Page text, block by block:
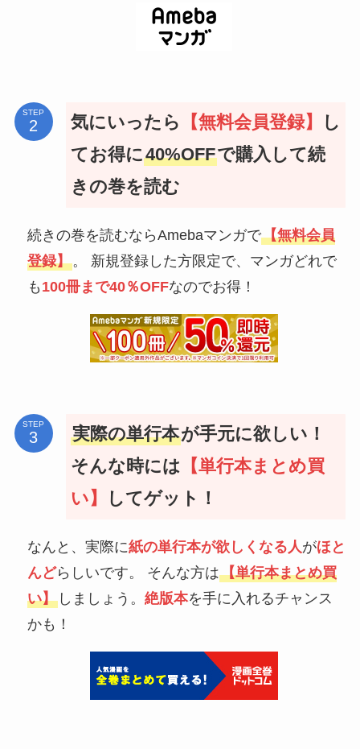
STEP 気にいったら 【無料会員登録】
し
てお得に40%OFFで購入して続
きの巻を読む
続きの巻を読むならAmebaマンガで【無料会員
登録】。 新規登録した方限定で、マンガどれで
も 100冊まで40％OFFなのでお得！
STEP 実際の単行本が手元に欲しい！
そんな時には 【単行本まとめ買
い】
してゲット！
なんと、実際に紙の単行本が欲しくなる人 がほと
んどらしいです。 そんな方は【単行本まとめ買
い】しましょう。 絶版本を手に入れるチャンス
かも！